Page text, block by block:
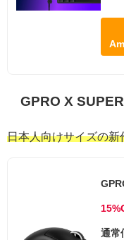
GPRO X
日本人向けサイズの
通常